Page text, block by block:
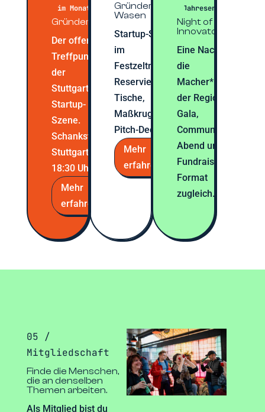
im Monat
Gründergrillen
Der offene
Treffpunkt
der
Stuttgarter
Startup-
Szene.
Schankstelle
Stuttgart, ab
18:30 Uhr.
Mehr
erfahren
Gründer*innen
Wasen
Startup-Szene
im
Festzeltmodus.
Reservierte
Tische,
Maßkrug, kein
Pitch-Deck.
Mehr
erfahren
Jahresende
Night of
Innovators
Eine Nacht für
die
Macher*innen
der Region.
Gala,
Community-
Abend und
Fundraising-
Format
zugleich.
05 /
Mitgliedschaft
Finde die Menschen,
die an denselben
Themen arbeiten.
Als Mitglied bist du